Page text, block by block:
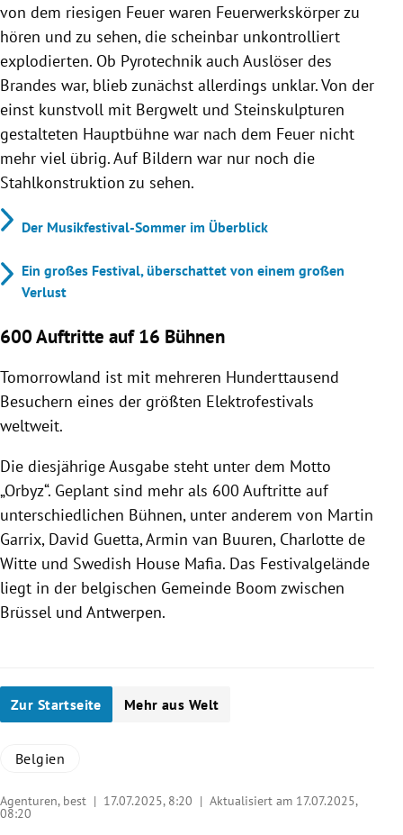
von dem riesigen Feuer waren Feuerwerkskörper zu
hören und zu sehen, die scheinbar unkontrolliert
explodierten. Ob Pyrotechnik auch Auslöser des
Brandes war, blieb zunächst allerdings unklar. Von der
einst kunstvoll mit Bergwelt und Steinskulpturen
gestalteten Hauptbühne war nach dem Feuer nicht
mehr viel übrig. Auf Bildern war nur noch die
Stahlkonstruktion zu sehen.
Der Musikfestival-Sommer im Überblick
Ein großes Festival, überschattet von einem großen
Verlust
600 Auftritte auf 16 Bühnen
Tomorrowland ist mit mehreren Hunderttausend
Besuchern eines der größten Elektrofestivals
weltweit.
Die diesjährige Ausgabe steht unter dem Motto
„Orbyz“. Geplant sind mehr als 600 Auftritte auf
unterschiedlichen Bühnen, unter anderem von Martin
Garrix, David Guetta, Armin van Buuren, Charlotte de
Witte und Swedish House Mafia. Das Festivalgelände
liegt in der belgischen Gemeinde Boom zwischen
Brüssel und Antwerpen.
Zur Startseite Mehr aus Welt
Belgien
Agenturen, best | 17.07.2025, 8:20 | Aktualisiert am 17.07.2025,
08:20